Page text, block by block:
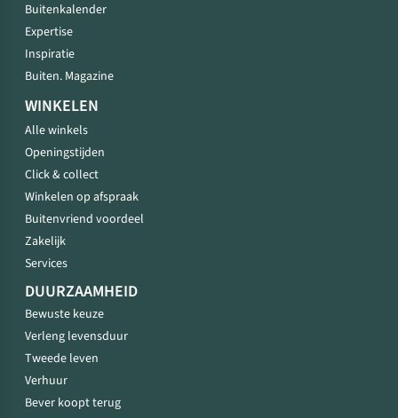
Buitenkalender
Expertise
Inspiratie
Buiten. Magazine
WINKELEN
Alle winkels
Openingstijden
Click & collect
Winkelen op afspraak
Buitenvriend voordeel
Zakelijk
Services
DUURZAAMHEID
Bewuste keuze
Verleng levensduur
Tweede leven
Verhuur
Bever koopt terug